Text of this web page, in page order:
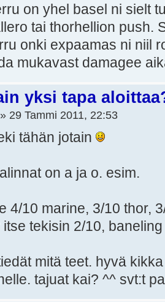
on yhel basel ni sielt
tai thorhellion push.
onki expaamas ni niil
mukavast damagee
yksi tapa
» 29 Tammi 2011, 22:53
tähän jotain
on a ja o. esim.
4/10 marine, 3/10 thor,
itse tekisin 2/10,
mitä teet. hyvä
tajuat kai? ^^ svt:t